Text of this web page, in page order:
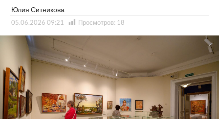
Юлия Ситникова
05.06.2026 09:21 Просмотров: 18